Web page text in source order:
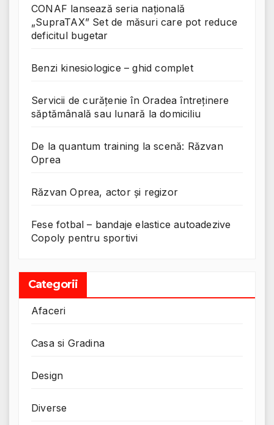
CONAF lansează seria națională
„SupraTAX” Set de măsuri care pot reduce
deficitul bugetar
Benzi kinesiologice – ghid complet
Servicii de curățenie în Oradea întreținere
săptămânală sau lunară la domiciliu
De la quantum training la scenă: Răzvan
Oprea
Răzvan Oprea, actor și regizor
Fese fotbal – bandaje elastice autoadezive
Copoly pentru sportivi
Categorii
Afaceri
Casa si Gradina
Design
Diverse